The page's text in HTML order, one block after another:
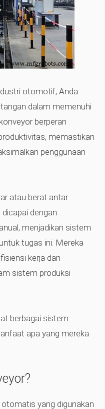
otomotif, Anda
dalam memenuhi
berperan
memastikan
penggunaan
atau berat antar
dengan
menjadikan sistem
tugas ini. Mereka
kerja dan
sistem produksi
berbagai sistem
apa yang mereka
yang digunakan